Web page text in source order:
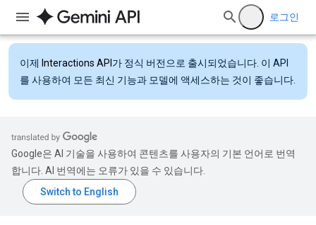
로그인
이제 Interactions API 가 정식 버전으로 출시되었습니다. 이 API
를 사용하여 모든 최신 기능과 모델에 액세스하는 것이 좋습니다.
Google은 AI 기술을 사용하여 콘텐츠를 사용자의 기본 언어로 번역
합니다. AI 번역에는 오류가 있을 수 있습니다.